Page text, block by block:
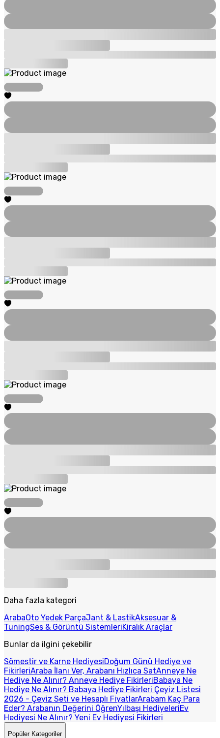
Daha fazla kategori
ArabaOto Yedek ParçaJant & LastikAksesuar &
TuningSes & Görüntü SistemleriKiralık Araçlar
Bunlar da ilgini çekebilir
Sömestir ve Karne HediyesiDoğum Günü Hediye ve
FikirleriAraba İlanı Ver, Arabanı Hızlıca SatAnneye Ne
Hediye Ne Alınır? Anneye Hediye FikirleriBabaya Ne
Hediye Ne Alınır? Babaya Hediye Fikirleri Çeyiz Listesi
2026 - Çeyiz Seti ve Hesaplı FiyatlarArabam Kaç Para
Eder? Arabanın Değerini ÖğrenYılbaşı HediyeleriEv
Hediyesi Ne Alınır? Yeni Ev Hediyesi Fikirleri
Popüler Kategoriler